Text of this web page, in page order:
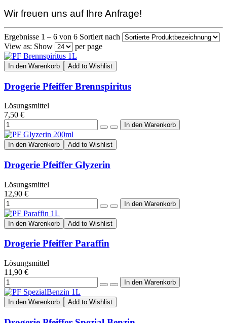
Wir freuen uns auf Ihre Anfrage!
Ergebnisse 1 – 6 von 6 Sortiert nach
View as: Show per page
In den Warenkorb Add to Wishlist
Drogerie Pfeiffer Brennspiritus
Lösungsmittel
7,50 €
In den Warenkorb Add to Wishlist
Drogerie Pfeiffer Glyzerin
Lösungsmittel
12,90 €
In den Warenkorb Add to Wishlist
Drogerie Pfeiffer Paraffin
Lösungsmittel
11,90 €
In den Warenkorb Add to Wishlist